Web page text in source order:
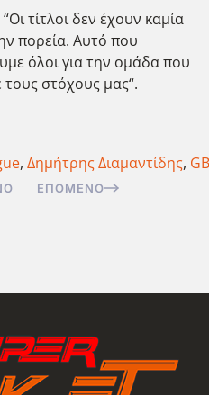
“Οι τίτλοι δεν έχουν καμία
πορεία. Αυτό που
όλοι για την ομάδα που
στόχους μας“.
, Δημήτρης Διαμαντίδης,
ΕΠΌΜΕΝΟ